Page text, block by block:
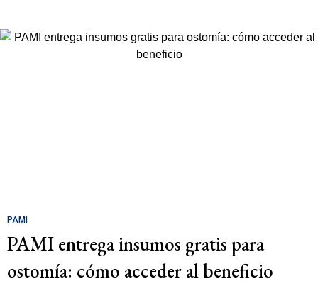
PAMI
PAMI entrega insumos gratis para
ostomía: cómo acceder al beneficio